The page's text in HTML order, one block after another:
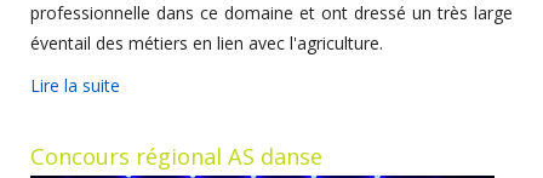
professionnelle dans ce domaine et ont dressé un très large
éventail des métiers en lien avec l'agriculture.
Lire la suite
Concours régional AS danse